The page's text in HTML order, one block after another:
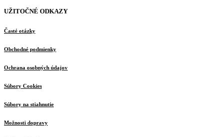
UŽITOČNÉ ODKAZY
Časté otázky
Obchodné podmienky
Ochrana osobných údajov
Súbory Cookies
Súbory na stiahnutie
Možnosti dopravy